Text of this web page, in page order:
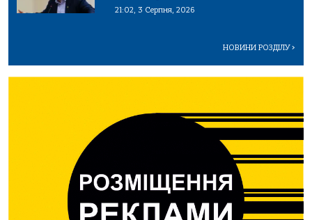
21:02, 3 Серпня, 2026
НОВИНИ РОЗДІЛУ>